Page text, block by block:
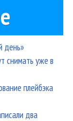
день»
снимать уже в
плейбэка
два